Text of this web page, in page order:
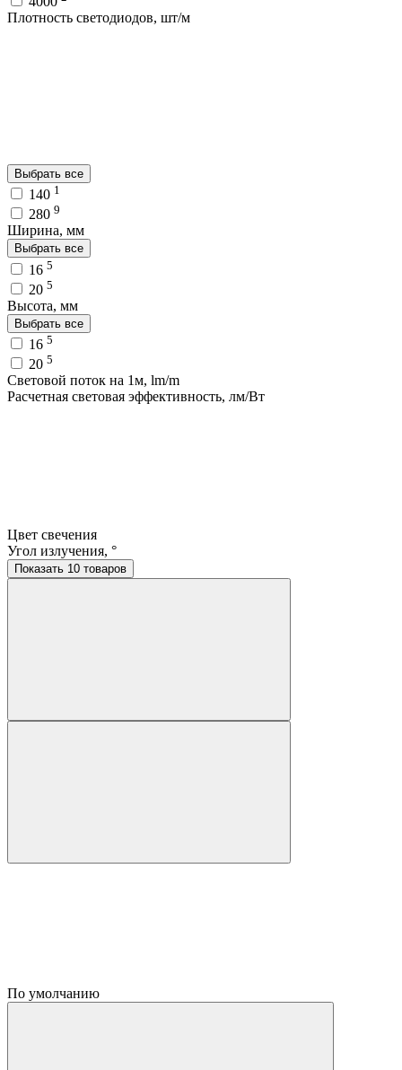
Плотность светодиодов, шт/м
Выбрать все
140 1
280 9
Ширина, мм
Выбрать все
16 5
20 5
Высота, мм
Выбрать все
16 5
20 5
Световой поток на 1м, lm/m
Расчетная световая эффективность, лм/Вт
Цвет свечения
Угол излучения, °
Показать 10 товаров
По умолчанию